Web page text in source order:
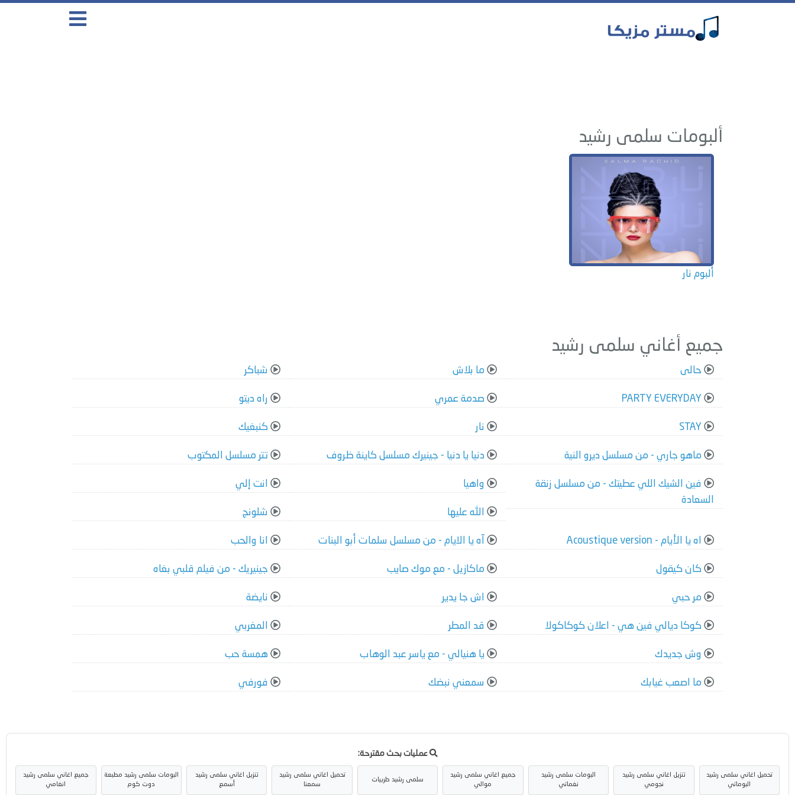
ألبومات سلمى رشيد
ألبوم نار
جميع أغاني سلمى رشيد
حالى ما بلاش شباكر
PARTY EVERYDAY صدمة عمري راه ديتو
STAY نار كنبغيك
ماهو جاري - من مسلسل ديرو النية دنيا يا دنيا - جينيرك مسلسل كاينة ظروف تتر مسلسل المكتوب
فين الشيك اللي عطيتك - من مسلسل زنقة
السعادة
واهيا انت إلي
الله عليها شلونج
اه يا الأيام - Acoustique version آه يا الايام - من مسلسل سلمات أبو البنات انا والحب
كان كيقول ماكازيل - مع موك صايب جينيريك - من فيلم قلبي بغاه
مر حبي اش جا يدير نايضة
كوكا ديالي فين هي - اعلان كوكاكولا قد المطر المغربي
وش جديدك يا هنيالي - مع ياسر عبد الوهاب همسة حب
ما اصعب غيابك سمعني نبضك فورفي
عمليات بحث مقترحة:
تحميل اغاني سلمى رشيد
البوماتي
تنزيل اغاني سلمى رشيد
نجومي
البومات سلمى رشيد
نغماتي
جميع اغاني سلمى رشيد
موالي
سلمى رشيد طربيات
تحميل اغاني سلمى رشيد
سمعنا
تنزيل اغاني سلمى رشيد
أسمع
البومات سلمى رشيد مطبعة
دوت كوم
جميع اغاني سلمى رشيد
انغامي